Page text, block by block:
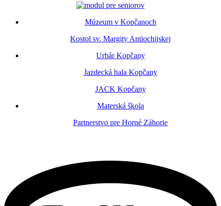
Múzeum v Kopčanoch
Kostol sv. Margity Antiochijskej
Urbár Kopčany
Jazdecká hala Kopčany
JACK Kopčany
Materská škola
Partnerstvo pre Horné Záhorie